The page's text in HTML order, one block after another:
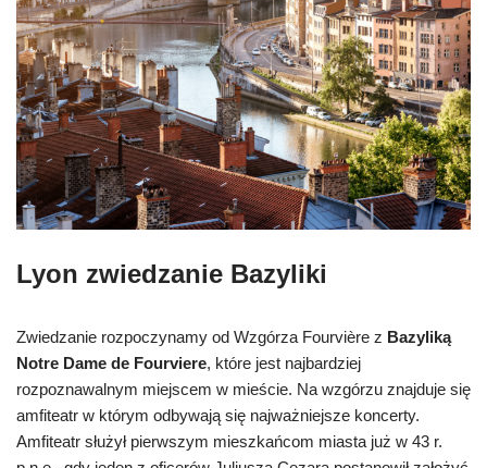
Lyon zwiedzanie Bazyliki
Zwiedzanie rozpoczynamy od Wzgórza Fourvière z Bazyliką
Notre Dame de Fourviere, które jest najbardziej
rozpoznawalnym miejscem w mieście. Na wzgórzu znajduje się
amfiteatr w którym odbywają się najważniejsze koncerty.
Amfiteatr służył pierwszym mieszkańcom miasta już w 43 r.